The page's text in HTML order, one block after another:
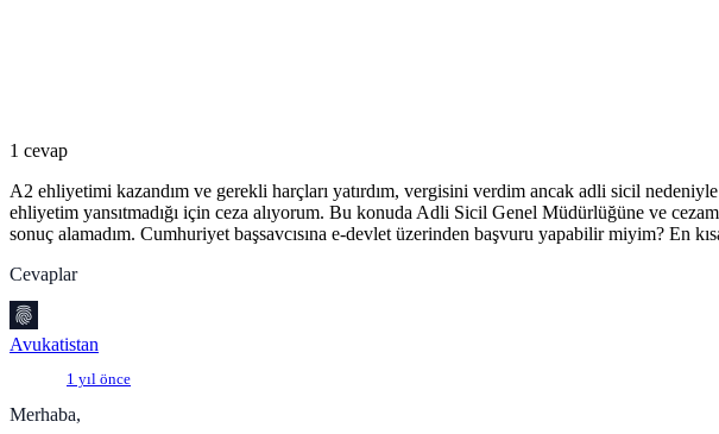
1 cevap
A2 ehliyetimi kazandım ve gerekli harçları yatırdım, vergisini verdim ancak adli sicil
ehliyetim yansıtmadığı için ceza alıyorum. Bu konuda Adli Sicil Genel Müdürlüğüne ve
sonuç alamadım. Cumhuriyet başsavcısına e-devlet üzerinden başvuru yapabilir miyim? En
Cevaplar
Avukatistan
1 yıl önce
Merhaba,